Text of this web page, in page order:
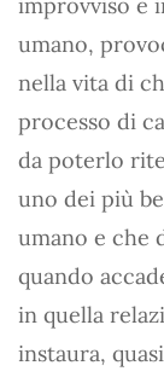
umano,
nella vita di
processo di
da poterlo
uno dei più
umano e che
quando
in quella
instaura,